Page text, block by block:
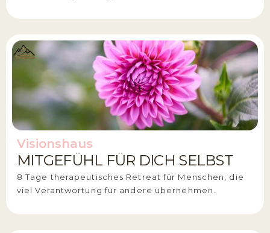
Visionshaus
MITGEFÜHL FÜR DICH SELBST
8 Tage therapeutisches Retreat für Menschen, die
viel Verantwortung für andere übernehmen.